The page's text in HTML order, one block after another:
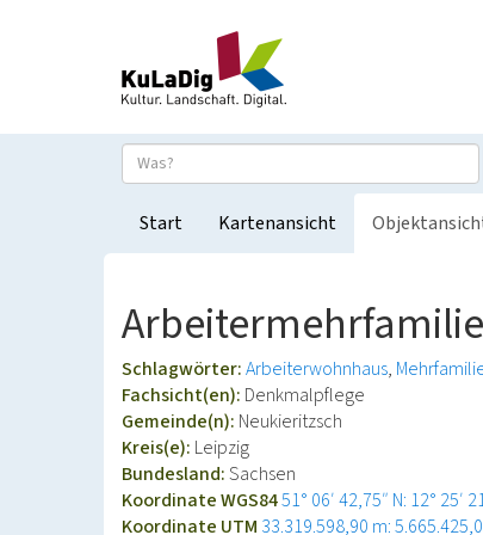
Start Kartenansicht
Schlagwörter:Arbeiterwohnhaus
Fachsicht(en): Denkmalpflege
Gemeinde(n): Neukieritzsch
Kreis(e): Leipzig
Bundesland:Sachsen
Koordinate WGS8451° 06′ 42,75″ N: 12° 25′
Koordinate UTM 33.319.598,90 m: